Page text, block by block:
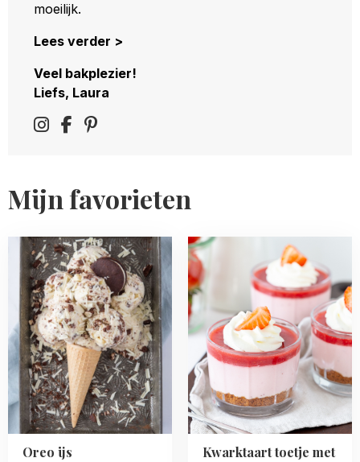
moeilijk.
Lees verder >
Veel bakplezier!
Liefs, Laura
FollowDelen
Mijn favorieten
Oreo ijs
Read
more
about
Oreo
ijs
Kwarktaart toetje met
Read
more
about
Kwarktaart
toetje
met
aardbeien